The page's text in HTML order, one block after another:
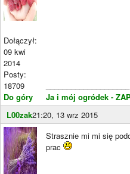
Dołączył:
09 kwi
2014
Posty:
18709
Do góry
Ja i mój ogródek -
L00zak21:20, 13 wrz 2015
Strasznie mi mi się
prac